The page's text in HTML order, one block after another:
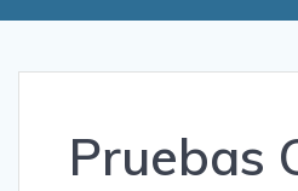
Pruebas